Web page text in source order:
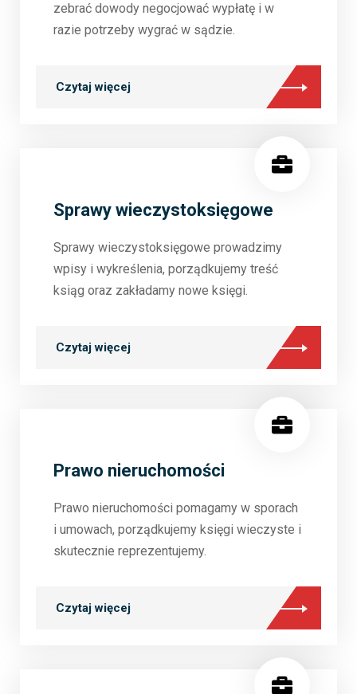
zebrać dowody negocjować wypłatę i w
razie potrzeby wygrać w sądzie.
Czytaj więcej
Sprawy wieczystoksięgowe
Sprawy wieczystoksięgowe prowadzimy
wpisy i wykreślenia, porządkujemy treść
ksiąg oraz zakładamy nowe księgi.
Czytaj więcej
Prawo nieruchomości
Prawo nieruchomości pomagamy w sporach
i umowach, porządkujemy księgi wieczyste i
skutecznie reprezentujemy.
Czytaj więcej